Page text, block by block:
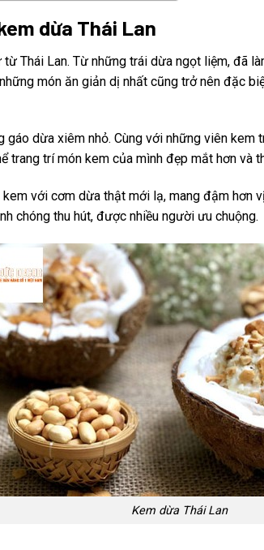
dừa Thái Lan
Thái Lan. Từ những trái dừa ngọt liệm, đã
món ăn giản dị nhất cũng trở nên đặc
dừa xiêm nhỏ. Cùng với những viên kem
trang trí món kem của mình đẹp mắt hơn và
với cơm dừa thật mới lạ, mang đậm hơn
chóng thu hút, được nhiều người ưu chuộng.
Kem dừa Thái Lan